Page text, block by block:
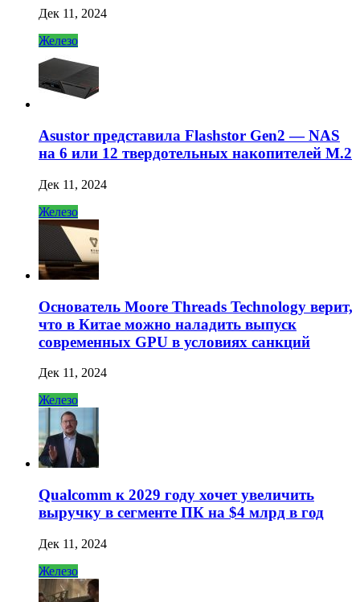
Дек 11, 2024
Железо
Asustor представила Flashstor Gen2 — NAS
на 6 или 12 твердотельных накопителей M.2
Дек 11, 2024
Железо
Основатель Moore Threads Technology верит,
что в Китае можно наладить выпуск
современных GPU в условиях санкций
Дек 11, 2024
Железо
Qualcomm к 2029 году хочет увеличить
выручку в сегменте ПК на $4 млрд в год
Дек 11, 2024
Железо